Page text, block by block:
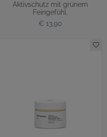
Aktivschutz mit grünem
Feingefühl.
€ 13,90